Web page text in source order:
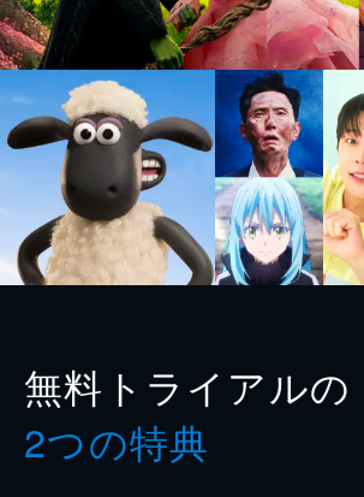
無料トライアルの
2つの特典